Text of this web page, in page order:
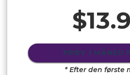
PRØV 1 MÅNED
* Efter den første